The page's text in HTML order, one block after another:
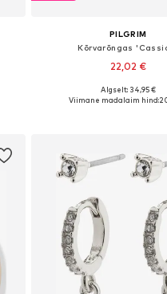
PILGRIM
Kõrvarõngas
22,02 €
Saadaolevad suurused:
Algselt: 34,95 €
Viimane madalaim hind: